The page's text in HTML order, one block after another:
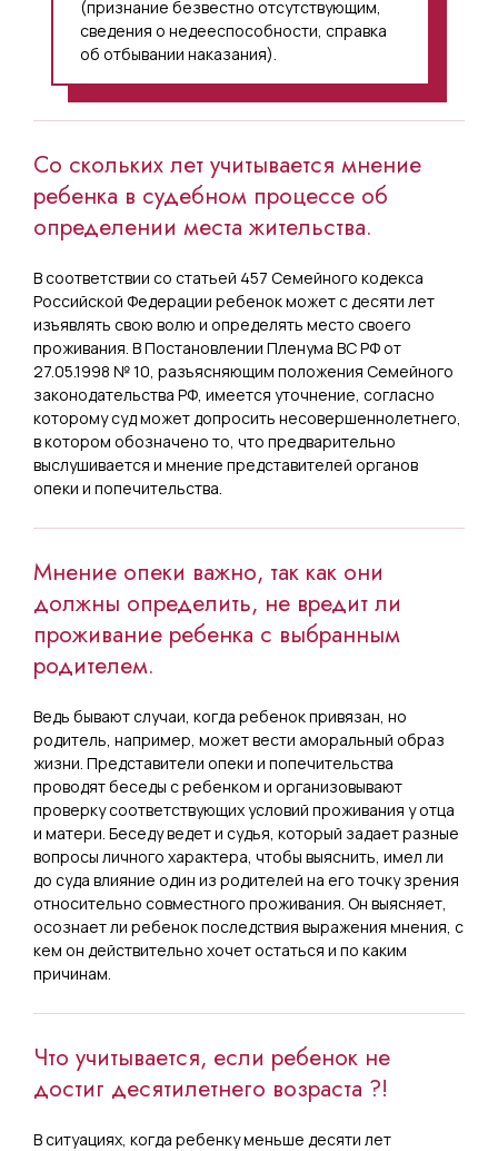
(признание безвестно отсутствующим,
сведения о недееспособности, справка
об отбывании наказания).
Со скольких лет учитывается мнение
ребенка в судебном процессе об
определении места жительства.
В соответствии со статьей 457 Семейного кодекса
Российской Федерации ребенок может с десяти лет
изъявлять свою волю и определять место своего
проживания. В Постановлении Пленума ВС РФ от
27.05.1998 № 10, разъясняющим положения Семейного
законодательства РФ, имеется уточнение, согласно
которому суд может допросить несовершеннолетнего,
в котором обозначено то, что предварительно
выслушивается и мнение представителей органов
опеки и попечительства.
Мнение опеки важно, так как они
должны определить, не вредит ли
проживание ребенка с выбранным
родителем.
Ведь бывают случаи, когда ребенок привязан, но
родитель, например, может вести аморальный образ
жизни. Представители опеки и попечительства
проводят беседы с ребенком и организовывают
проверку соответствующих условий проживания у отца
и матери. Беседу ведет и судья, который задает разные
вопросы личного характера, чтобы выяснить, имел ли
до суда влияние один из родителей на его точку зрения
относительно совместного проживания. Он выясняет,
осознает ли ребенок последствия выражения мнения, с
кем он действительно хочет остаться и по каким
причинам.
Что учитывается, если ребенок не
достиг десятилетнего возраста ?!
В ситуациях, когда ребенку меньше десяти лет